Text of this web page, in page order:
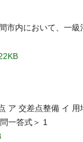
市内において、一級
ア 交差点整備 イ 用
一答式＞ 1